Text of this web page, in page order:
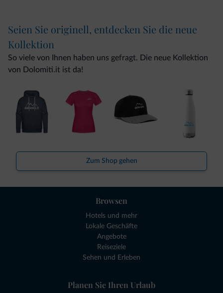
Seien Sie originell, entdecken Sie die neue
Kollektion
So viele von Ihnen haben uns gefragt. Die neue Kollektion
von Dolomiti.it ist da!
Zum Shop gehen
Browsen
Hotels und mehr
Lokale Geschäfte
Angebote
Reiseziele
Sehen und Erleben
Planen Sie Ihren Urlaub